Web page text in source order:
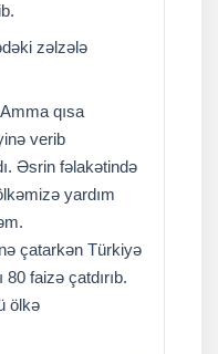
zəlzələ
qısa
verib
Əsrin fəlakətində
yardım
çatarkən Türkiyə
faizə çatdırıb.
ölkə